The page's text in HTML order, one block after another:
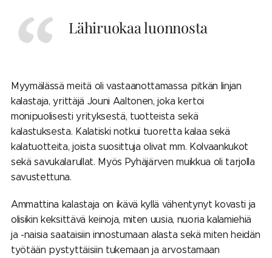
Lähiruokaa luonnosta
Myymälässä meitä oli vastaanottamassa pitkän linjan
kalastaja, yrittäjä Jouni Aaltonen, joka kertoi
monipuolisesti yrityksestä, tuotteista sekä
kalastuksesta. Kalatiski notkui tuoretta kalaa sekä
kalatuotteita, joista suosittuja olivat mm. Kolvaankukot
sekä savukalarullat. Myös Pyhäjärven muikkua oli tarjolla
savustettuna.
Ammattina kalastaja on ikävä kyllä vähentynyt kovasti ja
olisikin keksittävä keinoja, miten uusia, nuoria kalamiehiä
ja -naisia saataisiin innostumaan alasta sekä miten heidän
työtään pystyttäisiin tukemaan ja arvostamaan